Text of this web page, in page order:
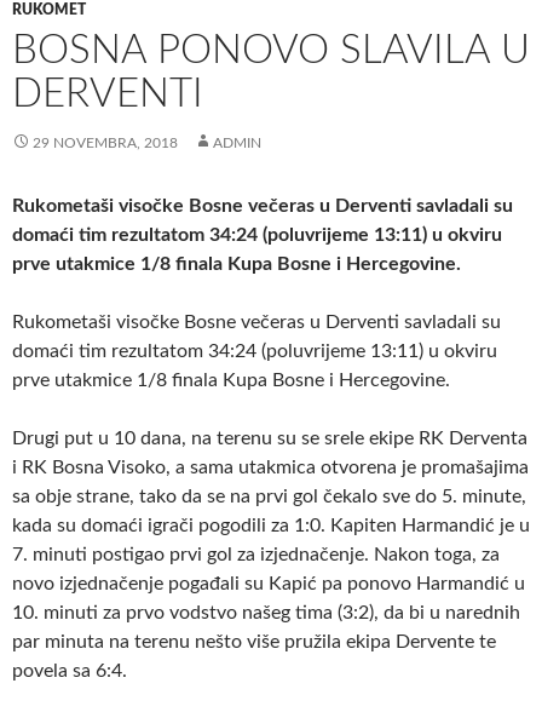
RUKOMET
BOSNA PONOVO SLAVILA U
DERVENTI
29 NOVEMBRA, 2018 ADMIN
Rukometaši visočke Bosne večeras u Derventi savladali su
domaći tim rezultatom 34:24 (poluvrijeme 13:11) u okviru
prve utakmice 1/8 finala Kupa Bosne i Hercegovine.
Rukometaši visočke Bosne večeras u Derventi savladali su
domaći tim rezultatom 34:24 (poluvrijeme 13:11) u okviru
prve utakmice 1/8 finala Kupa Bosne i Hercegovine.
Drugi put u 10 dana, na terenu su se srele ekipe RK Derventa
i RK Bosna Visoko, a sama utakmica otvorena je promašajima
sa obje strane, tako da se na prvi gol čekalo sve do 5. minute,
kada su domaći igrači pogodili za 1:0. Kapiten Harmandić je u
7. minuti postigao prvi gol za izjednačenje. Nakon toga, za
novo izjednačenje pogađali su Kapić pa ponovo Harmandić u
10. minuti za prvo vodstvo našeg tima (3:2), da bi u narednih
par minuta na terenu nešto više pružila ekipa Dervente te
povela sa 6:4.